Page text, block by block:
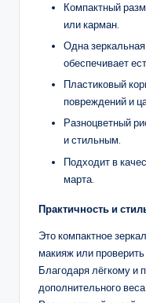
Компактный
или карман.
Одна
обеспечивает
Пластиковый
повреждений и
Разноцветный
и стильным.
Подходит в
марта.
Практичность и
Это компактное
макияж или
Благодаря лёгкому и
дополнительного